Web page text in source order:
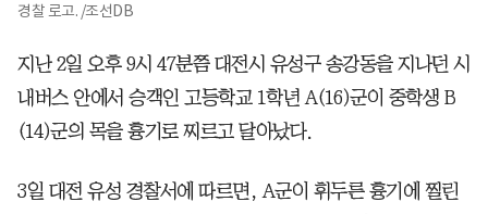
경찰 로고. /조선DB
지난 2일 오후 9시 47분쯤 대전시 유성구 송강동을 지나던 시
내버스 안에서 승객인 고등학교 1학년 A(16)군이 중학생 B
(14)군의 목을 흉기로 찌르고 달아났다.
3일 대전 유성 경찰서에 따르면, A군이 휘두른 흉기에 찔린